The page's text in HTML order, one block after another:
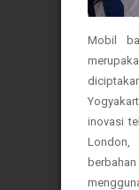
Mobil
inovasi